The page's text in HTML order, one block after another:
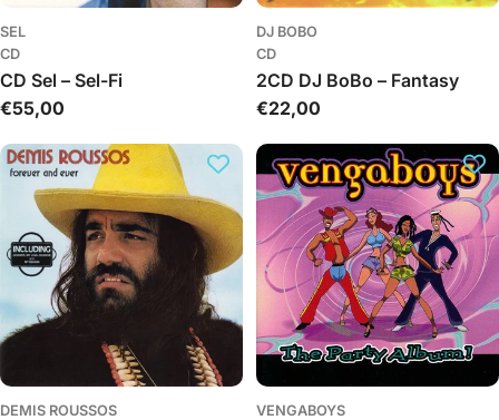
SEL
CD
CD Sel – Sel-Fi
Įprasta
€55,00
DJ BOBO
CD
2CD DJ BoBo – Fantasy
Įprasta
€22,00
DEMIS ROUSSOS
VENGABOYS